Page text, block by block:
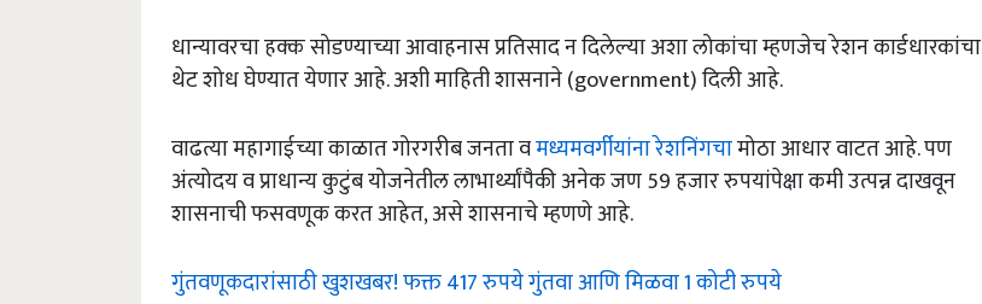
धान्यावरचा हक्क सोडण्याच्या आवाहनास प्रतिसाद न दिलेल्या अशा लोकांचा म्हणजेच रेशन कार्डधारकांचा
थेट शोध घेण्यात येणार आहे. अशी माहिती शासनाने (government) दिली आहे.
वाढत्या महागाईच्या काळात गोरगरीब जनता वमध्यमवर्गीयांना रेशनिंगचामोठा आधार वाटत आहे. पण
अंत्योदय व प्राधान्य कुटुंब योजनेतील लाभार्थ्यांपैकी अनेक जण 59 हजार रुपयांपेक्षा कमी उत्पन्न दाखवून
शासनाची फसवणूक करत आहेत, असे शासनाचे म्हणणे आहे.
गुंतवणूकदारांसाठी खुशखबर! फक्त 417 रुपये गुंतवा आणि मिळवा 1 कोटी रुपये